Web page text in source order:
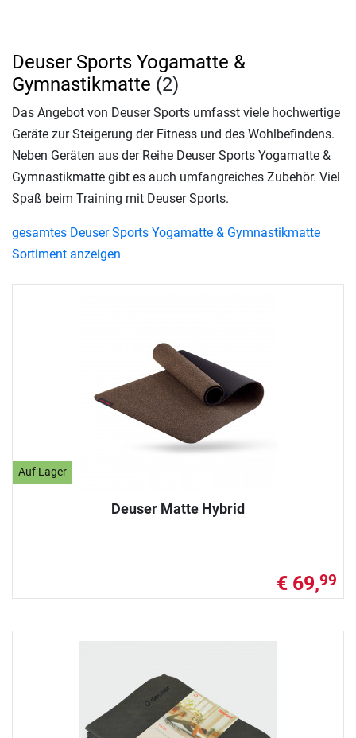
Auf Lager
Deuser Matte Hybrid
€ 69,99
Deuser Sports Yogamatte &
Gymnastikmatte (2)
Das Angebot von Deuser Sports umfasst viele hochwertige
Geräte zur Steigerung der Fitness und des Wohlbefindens.
Neben Geräten aus der Reihe Deuser Sports Yogamatte &
Gymnastikmatte gibt es auch umfangreiches Zubehör. Viel
Spaß beim Training mit Deuser Sports.
gesamtes Deuser Sports Yogamatte & Gymnastikmatte
Sortiment anzeigen